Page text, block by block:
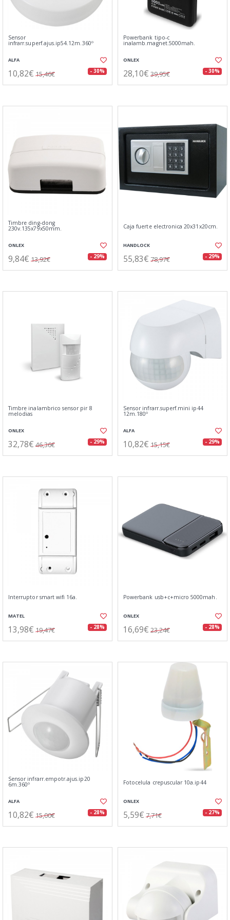
Sensor
infrarr.superf.ajus.ip54.12m.360º
ALFA
10,82€ 15,46€ - 30%
Powerbank tipo-c
inalamb.magnet.5000mah.
ONLEX
28,10€ 39,95€ - 30%
Timbre ding-dong
230v.135x79x50mm.
ONLEX
9,84€ 13,92€ - 29%
Caja fuerte electronica 20x31x20cm.
HANDLOCK
55,83€ 78,97€ - 29%
Timbre inalambrico sensor pir 8
melodias
ONLEX
32,78€ 46,36€ - 29%
Sensor infrarr.superf.mini ip44
12m.180º
ALFA
10,82€ 15,15€ - 29%
Interruptor smart wifi 16a.
MATEL
13,98€ 19,47€ - 28%
Powerbank usb+c+micro 5000mah.
ONLEX
16,69€ 23,24€ - 28%
Sensor infrarr.empotr.ajus.ip20
6m.360º
ALFA
10,82€ 15,00€ - 28%
Fotocelula crepuscular 10a.ip44
ONLEX
5,59€ 7,71€ - 27%